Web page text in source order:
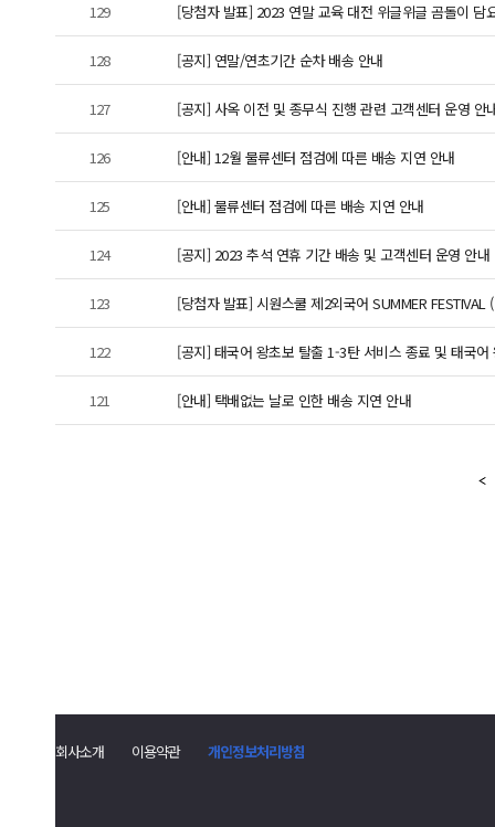
129 [당첨자 발표] 2023 연말 교육 대전 위글위글 곰돌이 담
128 [공지] 연말/연초기간 순차 배송 안내
127 [공지] 사옥 이전 및 종무식 진행 관련 고객센터 운영 안
126 [안내] 12월 물류센터 점검에 따른 배송 지연 안내
125 [안내] 물류센터 점검에 따른 배송 지연 안내
124 [공지] 2023 추석 연휴 기간 배송 및 고객센터 운영 안내
123 [당첨자 발표] 시원스쿨 제2외국어 SUMMER
122 [공지] 태국어 왕초보 탈출 1-3탄 서비스 종료 및 태국
121 [안내] 택배없는 날로 인한 배송 지연 안내
회사소개 이용약관 개인정보처리방침